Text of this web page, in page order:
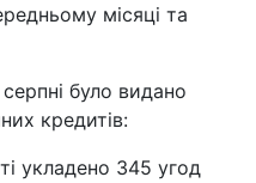
місяці та
було видано
кредитів:
укладено 345 угод